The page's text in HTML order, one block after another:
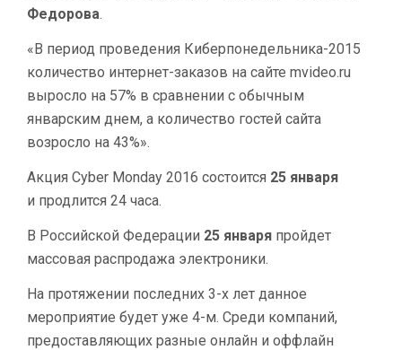
Федорова.
«В период проведения Киберпонедельника-2015
количество интернет-заказов на сайте mvideo.ru
выросло на 57% в сравнении с обычным
январским днем, а количество гостей сайта
возросло на 43%».
Акция Cyber Monday 2016 состоится 25 января
и продлится 24 часа.
В Российской Федерации 25 января пройдет
массовая распродажа электроники.
На протяжении последних 3-х лет данное
мероприятие будет уже 4-м. Среди компаний,
предоставляющих разные онлайн и оффлайн